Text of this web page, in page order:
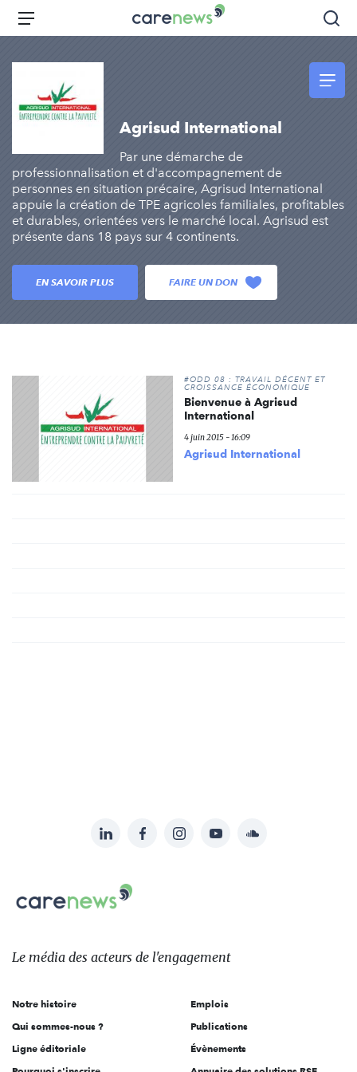
Aller
principal
Carenews,
Le
l'engagement
Menu
Agrisud International
Par une démarche de
professionnalisation et d'accompagnement de
personnes en situation précaire, Agrisud International
appuie la création de TPE agricoles familiales, profitables
et durables, orientées vers le marché local. Agrisud est
présente dans 18 pays sur 4 continents.
EN SAVOIR PLUS FAIRE UN DON
#ODD 08 : TRAVAIL DÉCENT ET
CROISSANCE ÉCONOMIQUE
Bienvenue à Agrisud
International
4 juin 2015 - 16:09
Agrisud International
sur:
LinkedInFacebookInstagramYouTubeSoundcloud
Carenews,
Le
des
l'engagement
Le média des acteurs de l'engagement
Notre histoire
Qui sommes-nous ?
Ligne éditoriale
Emplois
Publications
Évènements